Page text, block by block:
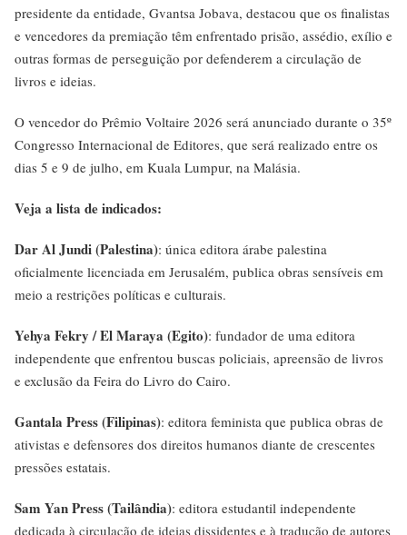
presidente da entidade, Gvantsa Jobava, destacou que os finalistas
e vencedores da premiação têm enfrentado prisão, assédio, exílio e
outras formas de perseguição por defenderem a circulação de
livros e ideias.
O vencedor do Prêmio Voltaire 2026 será anunciado durante o 35º
Congresso Internacional de Editores, que será realizado entre os
dias 5 e 9 de julho, em Kuala Lumpur, na Malásia.
Veja a lista de indicados:
Dar Al Jundi (Palestina): única editora árabe palestina
oficialmente licenciada em Jerusalém, publica obras sensíveis em
meio a restrições políticas e culturais.
Yehya Fekry / El Maraya (Egito): fundador de uma editora
independente que enfrentou buscas policiais, apreensão de livros
e exclusão da Feira do Livro do Cairo.
Gantala Press (Filipinas): editora feminista que publica obras de
ativistas e defensores dos direitos humanos diante de crescentes
pressões estatais.
Sam Yan Press (Tailândia): editora estudantil independente
dedicada à circulação de ideias dissidentes e à tradução de autores